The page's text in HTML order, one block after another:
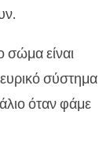
σώμα είναι
σύστημα
όταν φάμε